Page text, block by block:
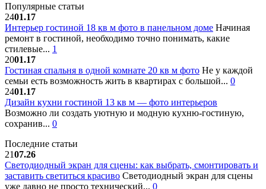
Популярные статьи
2401.17
Интерьер гостиной 18 кв м фото в панельном доме Начиная
ремонт в гостиной, необходимо точно понимать, какие
стилевые... 1
2001.17
Гостиная спальня в одной комнате 20 кв м фото Не у каждой
семьи есть возможность жить в квартирах с большой... 0
2401.17
Дизайн кухни гостиной 13 кв м — фото интерьеров
Возможно ли создать уютную и модную кухню-гостиную,
сохранив... 0
Последние статьи
2107.26
Светодиодный экран для сцены: как выбрать, смонтировать и
заставить светиться красиво Светодиодный экран для сцены
уже давно не просто технический... 0